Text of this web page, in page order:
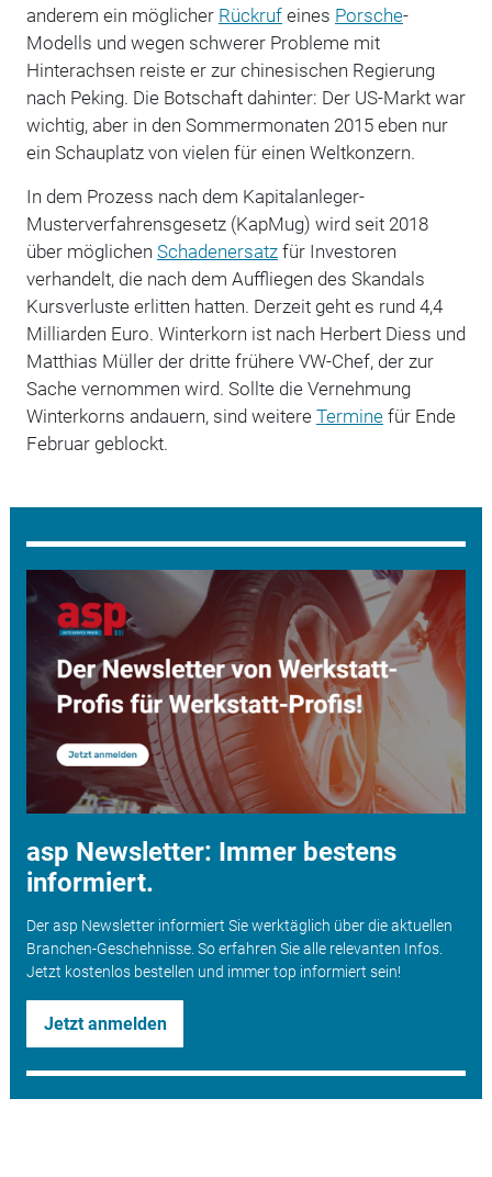
anderem ein möglicher Rückrufeines Porsche-
Modells und wegen schwerer Probleme mit
Hinterachsen reiste er zur chinesischen Regierung
nach Peking. Die Botschaft dahinter: Der US-Markt war
wichtig, aber in den Sommermonaten 2015 eben nur
ein Schauplatz von vielen für einen Weltkonzern.
In dem Prozess nach dem Kapitalanleger-
Musterverfahrensgesetz (KapMug) wird seit 2018
über möglichen Schadenersatzfür Investoren
verhandelt, die nach dem Auffliegen des Skandals
Kursverluste erlitten hatten. Derzeit geht es rund 4,4
Milliarden Euro. Winterkorn ist nach Herbert Diess und
Matthias Müller der dritte frühere VW-Chef, der zur
Sache vernommen wird. Sollte die Vernehmung
Winterkorns andauern, sind weitere Terminefür Ende
Februar geblockt.
asp Newsletter: Immer bestens
informiert.
Der asp Newsletter informiert Sie werktäglich über die aktuellen
Branchen-Geschehnisse. So erfahren Sie alle relevanten Infos.
Jetzt kostenlos bestellen und immer top informiert sein!
Jetzt anmelden